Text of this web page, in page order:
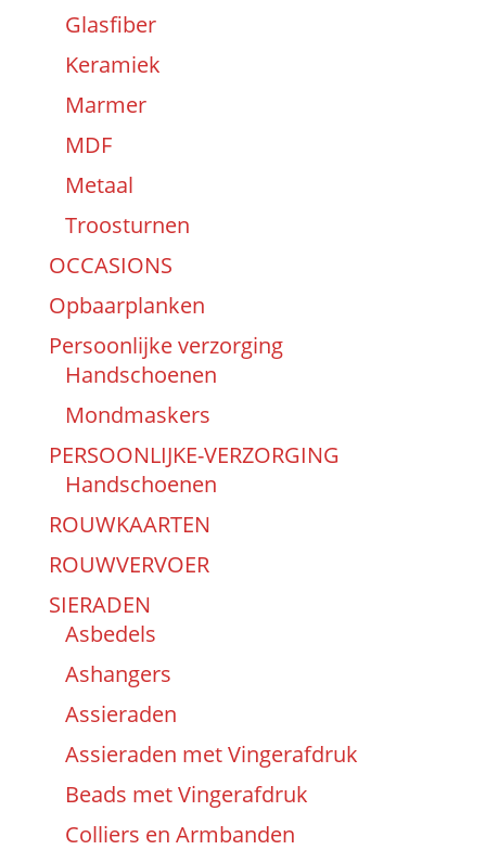
Glasfiber
Keramiek
Marmer
MDF
Metaal
Troosturnen
OCCASIONS
Opbaarplanken
Persoonlijke verzorging
Handschoenen
Mondmaskers
PERSOONLIJKE-VERZORGING
Handschoenen
ROUWKAARTEN
ROUWVERVOER
SIERADEN
Asbedels
Ashangers
Assieraden
Assieraden met Vingerafdruk
Beads met Vingerafdruk
Colliers en Armbanden